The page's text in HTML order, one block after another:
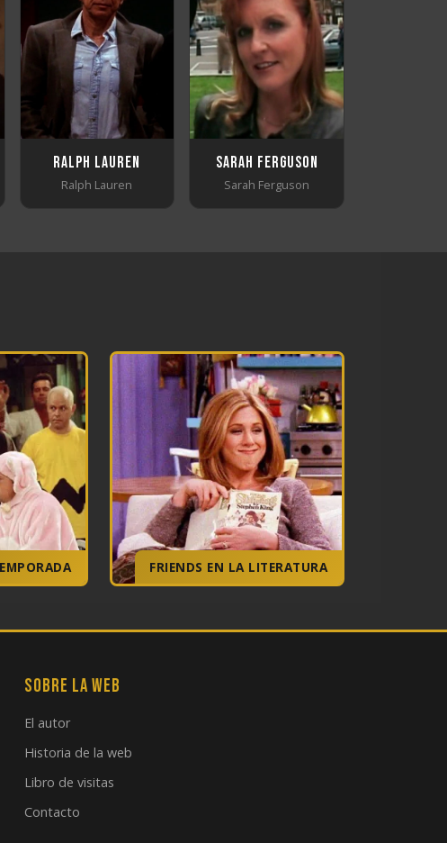
Ralph Lauren
Ralph Lauren
Sarah Ferguson
Sarah Ferguson
FRIENDS EN LA LITERATURA
Sobre la web
El autor
Historia de la web
Libro de visitas
Contacto